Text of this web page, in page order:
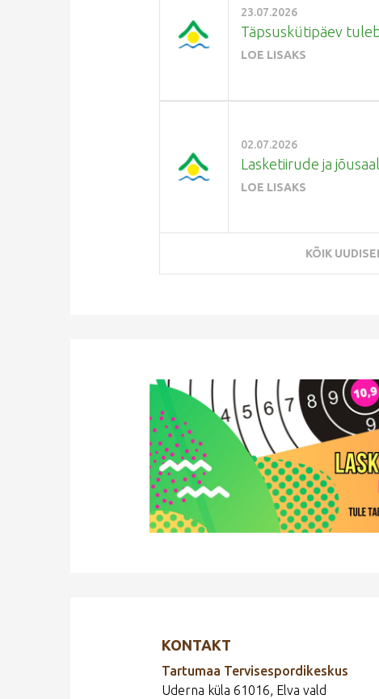
23.07.2026
Täpsuskütipäev
LOE LISAKS
02.07.2026
Lasketiirude ja
LOE LISAKS
KÕIK
KONTAKT
Tartumaa Tervisespordikeskus
Uderna küla 61016, Elva vald